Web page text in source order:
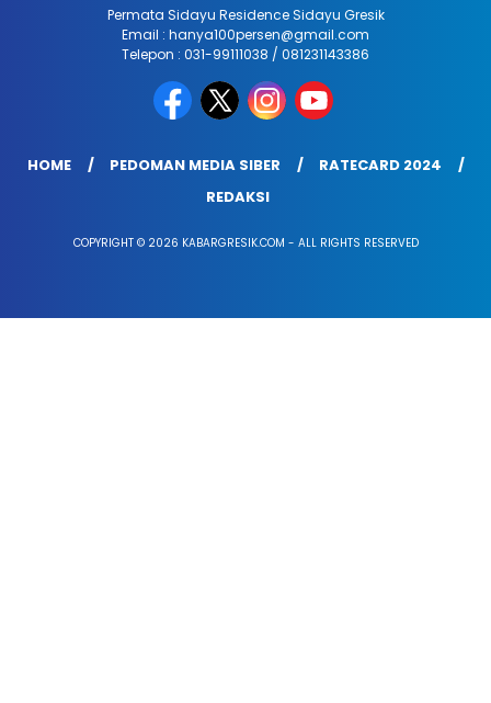
Permata Sidayu Residence Sidayu Gresik
Email : hanya100persen@gmail.com
Telepon : 031-99111038 / 081231143386
HOME PEDOMAN MEDIA SIBER
RATECARD 2024
REDAKSI
COPYRIGHT © 2026 KABARGRESIK.COM - ALL RIGHTS RESERVED